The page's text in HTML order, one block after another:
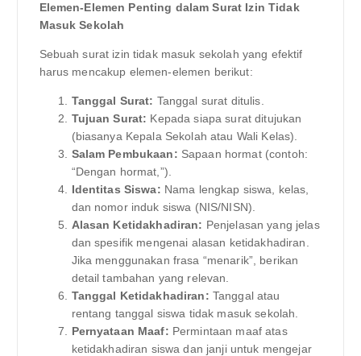
Elemen-Elemen Penting dalam Surat Izin Tidak
Masuk Sekolah
Sebuah surat izin tidak masuk sekolah yang efektif
harus mencakup elemen-elemen berikut:
Tanggal Surat: Tanggal surat ditulis.
Tujuan Surat: Kepada siapa surat ditujukan
(biasanya Kepala Sekolah atau Wali Kelas).
Salam Pembukaan: Sapaan hormat (contoh:
“Dengan hormat,”).
Identitas Siswa: Nama lengkap siswa, kelas,
dan nomor induk siswa (NIS/NISN).
Alasan Ketidakhadiran: Penjelasan yang jelas
dan spesifik mengenai alasan ketidakhadiran.
Jika menggunakan frasa “menarik”, berikan
detail tambahan yang relevan.
Tanggal Ketidakhadiran: Tanggal atau
rentang tanggal siswa tidak masuk sekolah.
Pernyataan Maaf: Permintaan maaf atas
ketidakhadiran siswa dan janji untuk mengejar